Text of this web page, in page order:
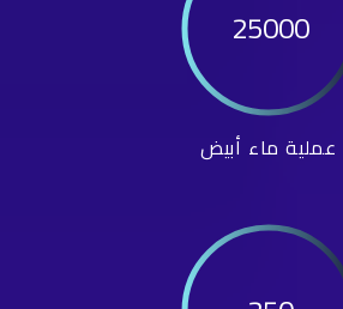
25000
عملية ماء أبيض